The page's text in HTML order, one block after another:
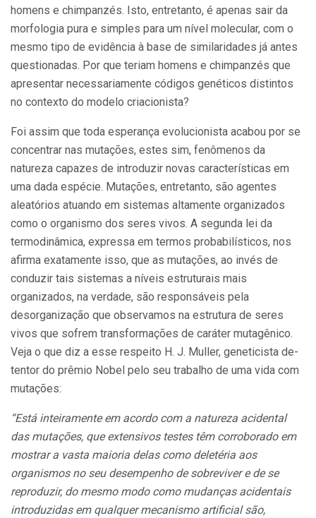
homens e chimpanzés. Isto, entretanto, é apenas sair da
morfologia pura e simples para um nível molecular, com o
mesmo tipo de evidência à base de similaridades já antes
questionadas. Por que teriam homens e chimpanzés que
apresentar necessariamente códigos ge­néticos distintos
no contex­to do modelo criacionista?
Foi assim que toda esperança evolucionista acabou por se
con­centrar nas mutações, estes sim, fenômenos da
natureza capazes de introduzir novas características em
uma dada espécie. Mutações, en­tretanto, são agentes
aleatórios atu­ando em sistemas altamente organizados
como o organismo dos seres vivos. A segunda lei da
termodi­nâmica, expressa em termos probabilísticos, nos
afirma exatamente isso, que as mutações, ao invés de
condu­zir tais sistemas a níveis estruturais mais
organizados, na verdade, são respon­sáveis pela
desorganização que ob­servamos na estrutura de seres
vivos que sofrem transformações de cará­ter mutagênico.
Veja o que diz a esse respeito H. J. Muller, geneticista de­
tentor do prêmio Nobel pelo seu tra­balho de uma vida com
mutações:
“Está inteiramente em acordo com a natureza acidental
das mu­tações, que extensivos testes têm corroborado em
mostrar a vasta maioria delas como deletéria aos
organismos no seu desempenho de sobreviver e de se
reproduzir, do mesmo modo como mudanças acidentais
introduzidas em qualquer mecanismo artificial são,